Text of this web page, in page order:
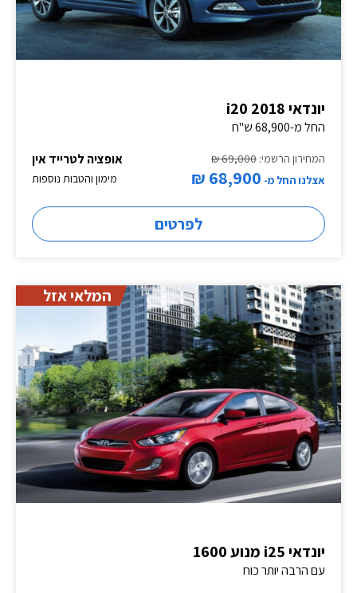
יונדאי i20 2018
החל מ-68,900 ש"ח
אופציה לטרייד אין
המחירון הרשמי: 69,000 ₪
מימון והטבות נוספות
אצלנו החל מ- 68,900 ₪
לפרטים
המלאי אזל
יונדאי i25 מנוע 1600
עם הרבה יותר כוח